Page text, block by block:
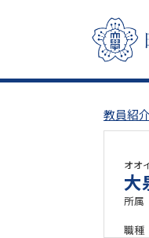
教員紹
オオ
所属
職種